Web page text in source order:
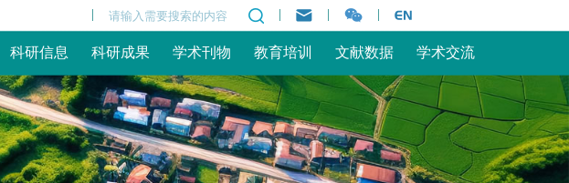
科研信息 科研成果 学术刊物 教育培训 文献数据 学术交流